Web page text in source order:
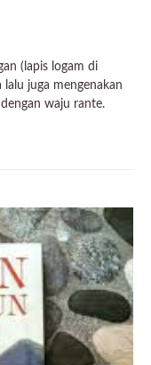
(lapis logam di
juga mengenakan
waju rante.